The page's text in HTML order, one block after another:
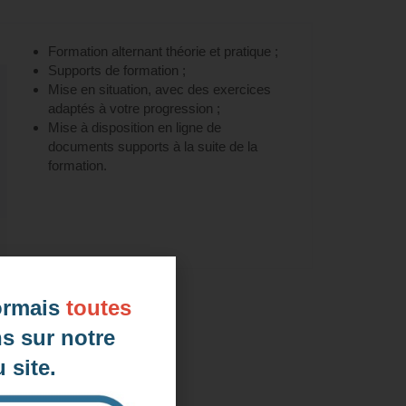
Formation alternant théorie et pratique ;
Supports de formation ;
Mise en situation, avec des exercices
adaptés à votre progression ;
Mise à disposition en ligne de
documents supports à la suite de la
formation.
toutes
sur notre
site.